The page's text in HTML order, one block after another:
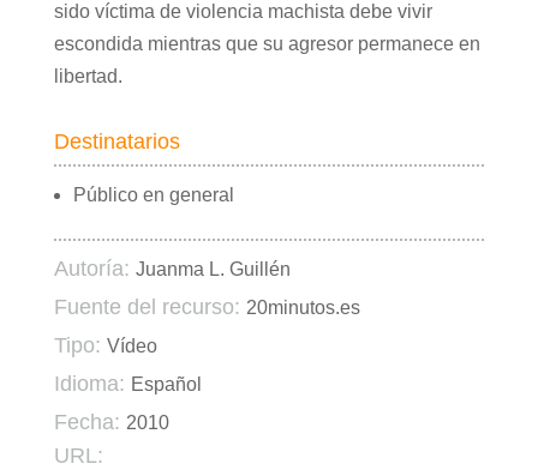
sido víctima de violencia machista debe vivir
escondida mientras que su agresor permanece en
libertad.
Destinatarios
Público en general
Autoría: Juanma L. Guillén
Fuente del recurso: 20minutos.es
Tipo: Vídeo
Idioma: Español
Fecha: 2010
URL: